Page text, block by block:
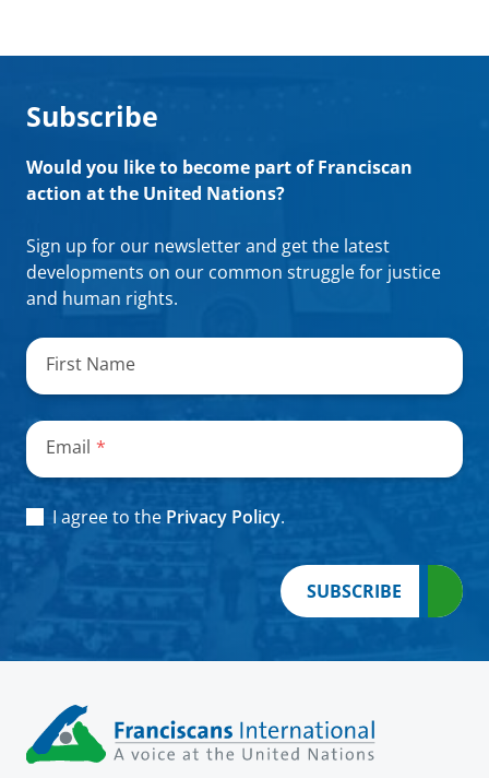
Subscribe
Would you like to become part of Franciscan
action at the United Nations?
Sign up for our newsletter and get the latest
developments on our common struggle for justice
and human rights.
„ *“
zeigt
erforderliche
Felder
an
First Name
Email *
Consent *
I agree to the Privacy Policy.
SUBSCRIBE